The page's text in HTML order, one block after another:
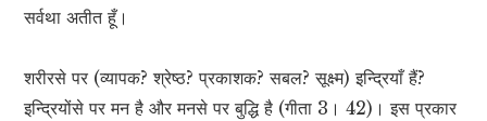
सर्वथा अतीत हूँ।
शरीरसे पर (व्यापक? श्रेष्ठ? प्रकाशक? सबल? सूक्ष्म) इन्द्रियाँ हैं?
इन्द्रियोंसे पर मन है और मनसे पर बुद्धि है (गीता 3। 42)। इस प्रकार